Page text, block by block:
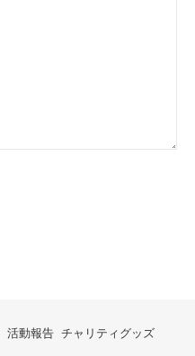
活動報告 チャリティグッズ